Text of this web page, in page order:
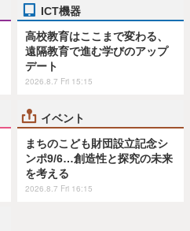
ICT機器
高校教育はここまで変わる、
遠隔教育で進む学びのアップ
デート
2026.8.7 Fri 15:15
イベント
まちのこども財団設立記念シ
ンポ9/6…創造性と探究の未来
を考える
2026.8.7 Fri 16:15